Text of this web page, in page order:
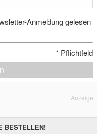
Anmeldung gelesen
* Pflichtfeld
Anzeige
BESTELLEN!